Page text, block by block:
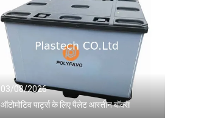
03/08/2026
ऑटोमोटिव पार्ट्स के लिए पैलेट आस्तीन बॉक्स